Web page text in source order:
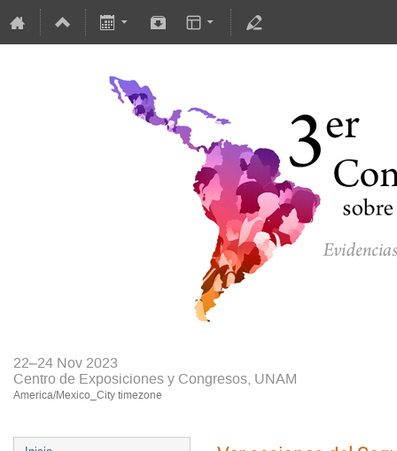
22–24 Nov 2023
Centro de Exposiciones y Congresos, UNAM
America/Mexico_City timezone